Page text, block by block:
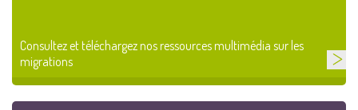
Consultez et téléchargez nos ressources multimédia sur les
migrations